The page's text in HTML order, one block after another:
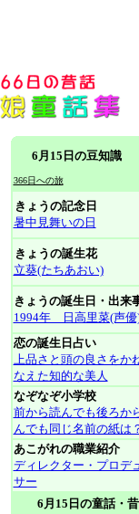
6月15日の豆知識
366日への旅
きょうの記念日
暑中見舞いの日
きょうの誕生花
立葵(たちあおい)
きょうの誕生日・出来
1994年 日高里菜(声優
恋の誕生日占い
上品さと頭の良さをか
なえた知的な美人
なぞなぞ小学校
前から読んでも後ろか
んでも同じ名前の紙は
あこがれの職業紹介
ディレクター・プロデ
サー
6月15日の童話・